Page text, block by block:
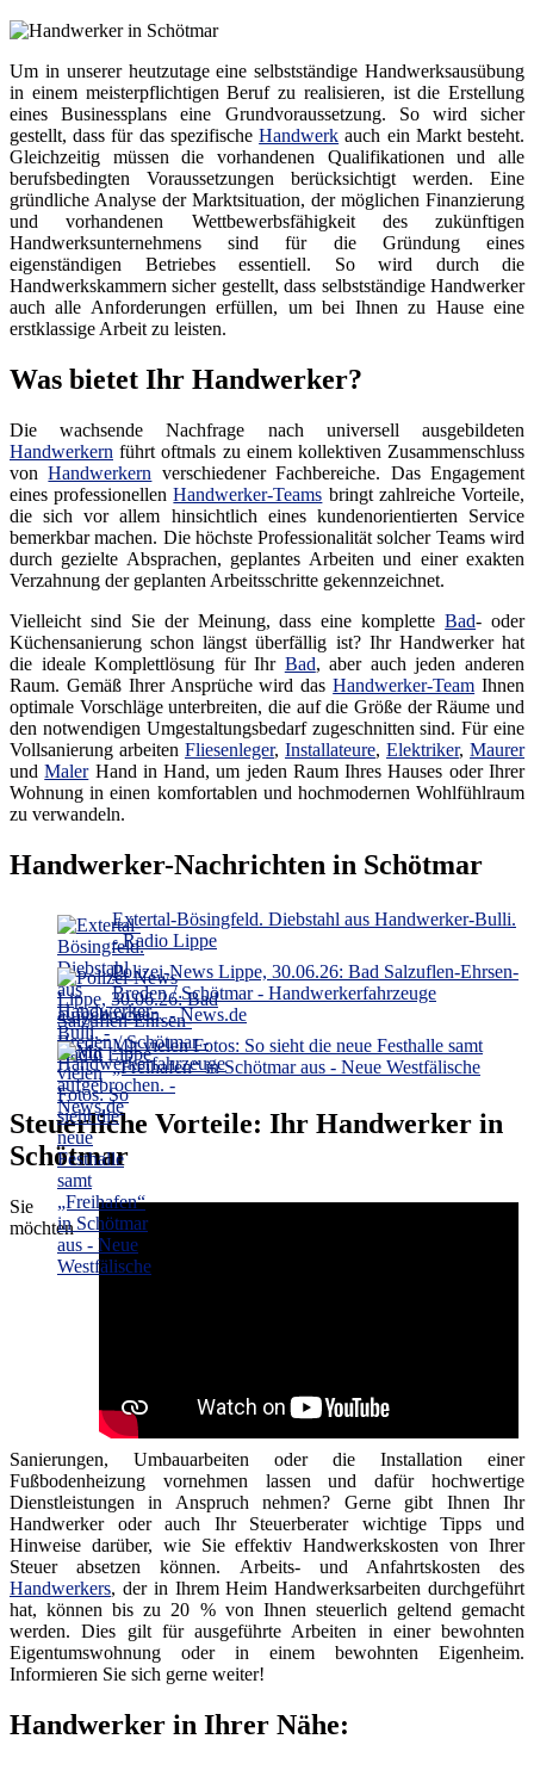
Um in unserer heutzutage eine selbstständige Handwerksausübung
in einem meisterpflichtigen Beruf zu realisieren, ist die Erstellung
eines Businessplans eine Grundvoraussetzung. So wird sicher
gestellt, dass für das spezifischeHandwerk auch ein Markt besteht.
Gleichzeitig müssen die vorhandenen Qualifikationen und alle
berufsbedingten Voraussetzungen berücksichtigt werden. Eine
gründliche Analyse der Marktsituation, der möglichen Finanzierung
und vorhandenen Wettbewerbsfähigkeit des zukünftigen
Handwerksunternehmens sind für die Gründung eines
eigenständigen Betriebes essentiell. So wird durch die
Handwerkskammern sicher gestellt, dass selbstständige Handwerker
auch alle Anforderungen erfüllen, um bei Ihnen zu Hause eine
erstklassige Arbeit zu leisten.
Was bietet Ihr Handwerker?
Die wachsende Nachfrage nach universell ausgebildeten
Handwerkern führt oftmals zu einem kollektiven Zusammenschluss
vonHandwerkern verschiedener Fachbereiche. Das Engagement
eines professionellenHandwerker-Teams bringt zahlreiche Vorteile,
die sich vor allem hinsichtlich eines kundenorientierten Service
bemerkbar machen. Die höchste Professionalität solcher Teams wird
durch gezielte Absprachen, geplantes Arbeiten und einer exakten
Verzahnung der geplanten Arbeitsschritte gekennzeichnet.
Vielleicht sind Sie der Meinung, dass eine kompletteBad- oder
Küchensanierung schon längst überfällig ist? Ihr Handwerker hat
die ideale Komplettlösung für Ihr Bad, aber auch jeden anderen
Raum. Gemäß Ihrer Ansprüche wird dasHandwerker-Team Ihnen
optimale Vorschläge unterbreiten, die auf die Größe der Räume und
den notwendigen Umgestaltungsbedarf zugeschnitten sind. Für eine
Vollsanierung arbeiten Fliesenleger, Installateure, Elektriker, Maurer
undMalerHand in Hand, um jeden Raum Ihres Hauses oder Ihrer
Wohnung in einen komfortablen und hochmodernen Wohlfühlraum
zu verwandeln.
Handwerker-Nachrichten in Schötmar
Extertal-Bösingfeld. Diebstahl aus Handwerker-Bulli.
- Radio Lippe
Polizei-News Lippe, 30.06.26: Bad Salzuflen-Ehrsen-
Breden / Schötmar - Handwerkerfahrzeuge
aufgebrochen. - News.de
Mit vielen Fotos: So sieht die neue Festhalle samt
„Freihafen“ in Schötmar aus - Neue Westfälische
Steuerliche Vorteile: Ihr Handwerker in
Schötmar
Sie
möchten
Sanierungen, Umbauarbeiten oder die Installation einer
Fußbodenheizung vornehmen lassen und dafür hochwertige
Dienstleistungen in Anspruch nehmen? Gerne gibt Ihnen Ihr
Handwerker oder auch Ihr Steuerberater wichtige Tipps und
Hinweise darüber, wie Sie effektiv Handwerkskosten von Ihrer
Steuer absetzen können. Arbeits- und Anfahrtskosten des
Handwerkers, der in Ihrem Heim Handwerksarbeiten durchgeführt
hat, können bis zu 20 % von Ihnen steuerlich geltend gemacht
werden. Dies gilt für ausgeführte Arbeiten in einer bewohnten
Eigentumswohnung oder in einem bewohnten Eigenheim.
Informieren Sie sich gerne weiter!
Handwerker in Ihrer Nähe: